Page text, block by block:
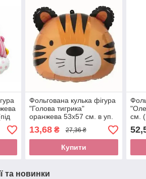
Фольгована кулька фігура
"Голова тигрика"
оранжева 53х57 см. в уп.
(1шт.)
13,68₴ 27,36 ₴
Купити
см.
та новинки